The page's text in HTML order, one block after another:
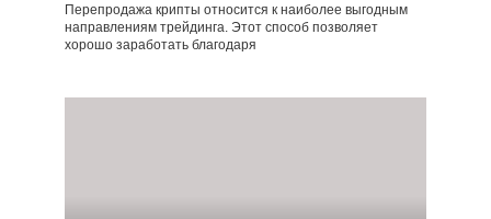
Перепродажа крипты относится к наиболее выгодным
направлениям трейдинга. Этот способ позволяет
хорошо заработать благодаря